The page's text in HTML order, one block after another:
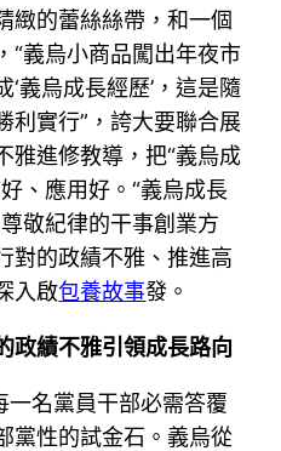
緻的蕾絲絲帶，和一個
“義烏小商品闖出年夜市
義烏成長經歷’，這是隨
利實行”，誇大要聯合展
雅進修教導，把“義烏成
、應用好。“義烏成長
敬紀律的干事創業方
對的政績不雅、推進高
入啟包養故事發。
政績不雅引領成長路向
一名黨員干部必需答覆
黨性的試金石。義烏從